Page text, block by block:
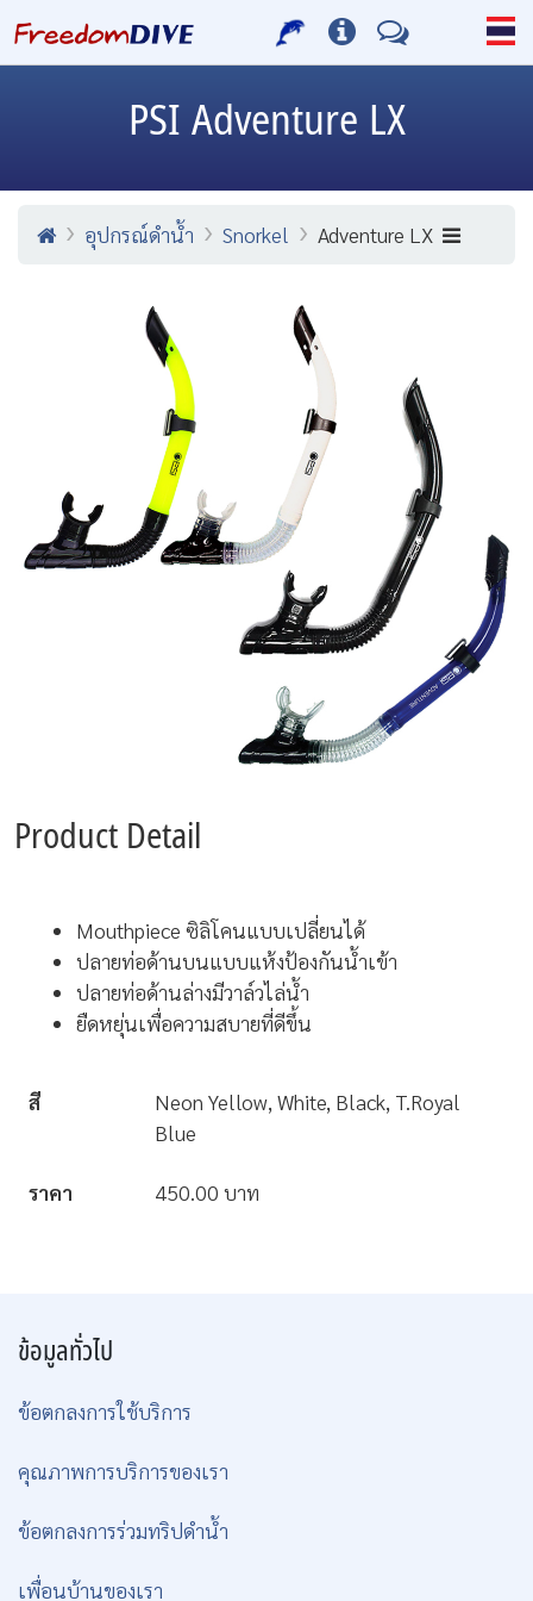
PSIAdventure LX
อุปกรณ์ดำน้ำ Snorkel Adventure LX
Product Detail
Mouthpiece ซิลิโคนแบบเปลี่ยนได้
ปลายท่อด้านบนแบบแห้งป้องกันน้ำเข้า
ปลายท่อด้านล่างมีวาล์วไล่น้ำ
ยืดหยุ่นเพื่อความสบายที่ดีขึ้น
สี
Neon Yellow, White, Black, T.Royal
Blue
ราคา 450.00 บาท
ข้อมูลทั่วไป
ข้อตกลงการใช้บริการ
คุณภาพการบริการของเรา
ข้อตกลงการร่วมทริปดำน้ำ
เพื่อนบ้านของเรา